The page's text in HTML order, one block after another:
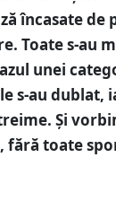
încasate de
Toate s-au
unei
s-au dublat,
Și
fără toate